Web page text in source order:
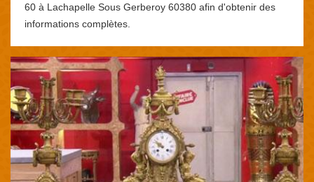
60 à Lachapelle Sous Gerberoy 60380 afin d'obtenir des
informations complètes.